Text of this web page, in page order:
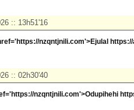
nzqntjnili.com'>Ejulal
nzqntjnili.com'>Odupihehi